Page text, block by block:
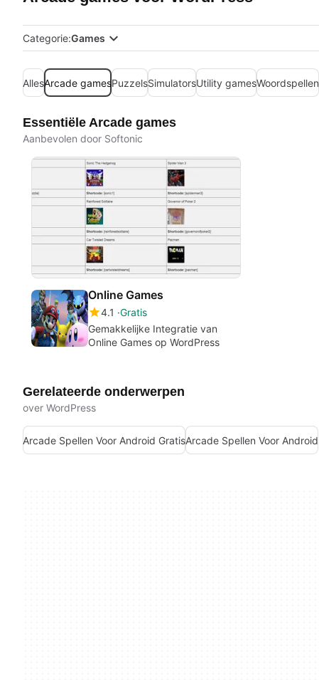
Categorie:Games
AllesArcade gamesPuzzelsSimulatorsUtility gamesWoordspellen
Essentiële Arcade games
Aanbevolen door Softonic
Online Games
4.1 Gratis
Gemakkelijke Integratie van
Online Games op WordPress
Gerelateerde onderwerpen
over WordPress
Arcade Spellen Voor Android GratisArcade Spellen Voor Android